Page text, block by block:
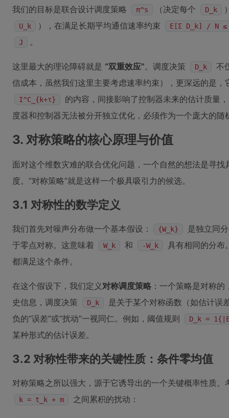
我们的目标是联合设计调度策略 π^s （决定每个 D_k
U_k ），在满足长期平均通信速率约束
E[Σ D_k] / N
J
。
这里最大的理论障碍就是 “双重效应”。调度决策 D_k
不
信成本，虽然我们这里主要考虑速率约束），更深远的是
I^C_{k+τ}
的内容，间接影响了控制器未来的估计质量
度器和控制器无法被分开独立优化，必须作为一个庞大的随
3. 对称策略的核心原理与价值
面对这个维数灾难的联合优化问题，一个自然的想法是寻
度。“对称策略”就是这样一个极具吸引力的候选。
3.1 对称性的数学定义
我们首先对噪声分布做一个基本假设： {W_k}
是独立同
于零点对称。这意味着
W_k 和 -W_k
具有相同的分布
都满足这个条件。
在这个假设下，我们定义对称调度策略 ：一个策略是对称
史信息，调度决策
D_k
是关于某个对称函数（如估计误
负的“误差”或“扰动”一视同仁。例如，阈值规则
D_k =
某种形式的估计误差。
3.2 对称性带来的关键性质：条件零均值
对称策略之所以强大，源于它诱导出的一个关键概率性质
k = t_k + m 之间累积的扰动：